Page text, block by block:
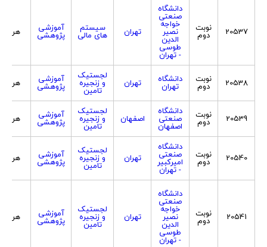
20537 نوبت
دوم
دانشگاه
صنعتی
خواجه
نصیر
الدین
طوسی
- تهران
تهران سیستم
های مالی
آموزشی
پژوهشی هر دو
20538 نوبت
دوم
دانشگاه
تهران تهران
لجستیک
و زنجیره
تامین
آموزشی
پژوهشی هر دو
20539 نوبت
دوم
دانشگاه
صنعتی
اصفهان
اصفهان
لجستیک
و زنجیره
تامین
آموزشی
پژوهشی هر دو
20540 نوبت
دوم
دانشگاه
صنعتی
امیرکبیر
- تهران
تهران
لجستیک
و زنجیره
تامین
آموزشی
پژوهشی هر دو
20541 نوبت
دوم
دانشگاه
صنعتی
خواجه
نصیر
الدین
طوسی
- تهران
تهران
لجستیک
و زنجیره
تامین
آموزشی
پژوهشی هر دو